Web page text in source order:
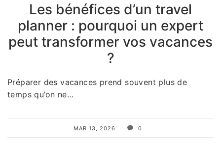
Les bénéfices d’un travel
planner : pourquoi un expert
peut transformer vos vacances
?
Préparer des vacances prend souvent plus de
temps qu’on ne…
MAR 13, 2026 0